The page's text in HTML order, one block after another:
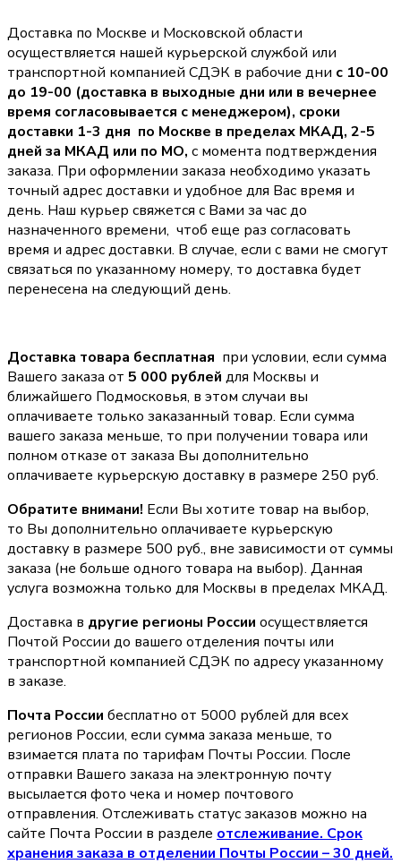
Доставка по Москве и Московской области
осуществляется нашей курьерской службой или
транспортной компанией СДЭК в рабочие дни с 10-00
до 19-00 (доставка в выходные дни или в вечернее
время согласовывается с менеджером), сроки
доставки 1-3 дня по Москве в пределах МКАД, 2-5
дней за МКАД или по МО, с момента подтверждения
заказа. При оформлении заказа необходимо указать
точный адрес доставки и удобное для Вас время и
день. Наш курьер свяжется с Вами за час до
назначенного времени, чтоб еще раз согласовать
время и адрес доставки. В случае, если с вами не смогут
связаться по указанному номеру, то доставка будет
перенесена на следующий день.
Доставка товара бесплатная при условии, если сумма
Вашего заказа от 5 000 рублей для Москвы и
ближайшего Подмосковья, в этом случаи вы
оплачиваете только заказанный товар. Если сумма
вашего заказа меньше, то при получении товара или
полном отказе от заказа Вы дополнительно
оплачиваете курьерскую доставку в размере 250 руб.
Обратите внимани! Если Вы хотите товар на выбор,
то Вы дополнительно оплачиваете курьерскую
доставку в размере 500 руб., вне зависимости от суммы
заказа (не больше одного товара на выбор). Данная
услуга возможна только для Москвы в пределах МКАД.
Доставка в другие регионы России осуществляется
Почтой России до вашего отделения почты или
транспортной компанией СДЭК по адресу указанному
в заказе.
Почта России бесплатно от 5000 рублей для всех
регионов России, если сумма заказа меньше, то
взимается плата по тарифам Почты России. После
отправки Вашего заказа на электронную почту
высылается фото чека и номер почтового
отправления. Отслеживать статус заказов можно на
сайте Почта России в разделе oтслеживание. Срок
хранения заказа в отделении Почты России – 30 дней.